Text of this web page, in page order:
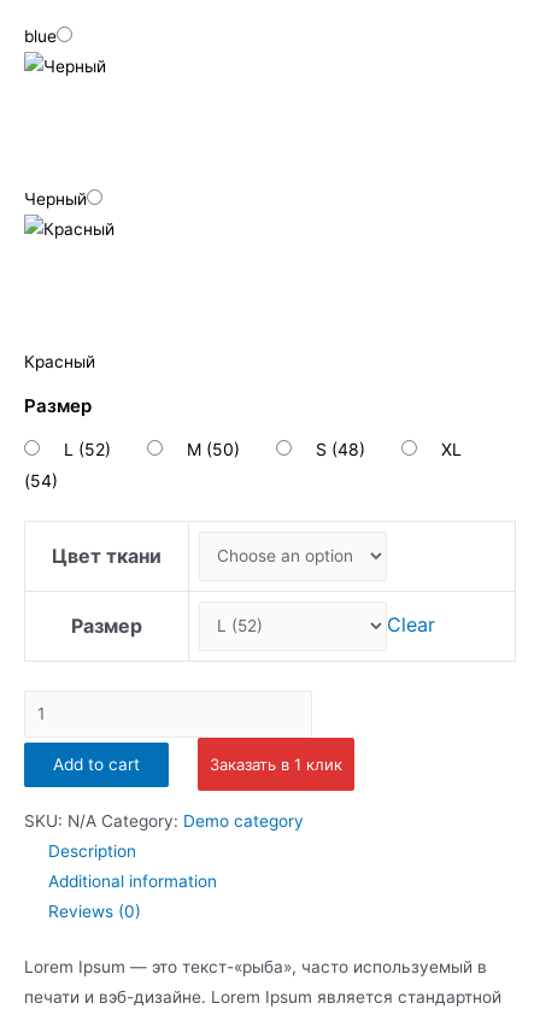
blue
Черный
Красный
Размер
L (52) M (50) S (48)
XL
(54)
Цвет ткани
Размер Clear
Вариативный
Add to cart Заказать в 1 клик
SKU: N/A Category: Demo category
Description
Additional information
Reviews (0)
Lorem Ipsum — это текст-«рыба», часто используемый в
печати и вэб-дизайне. Lorem Ipsum является стандартной